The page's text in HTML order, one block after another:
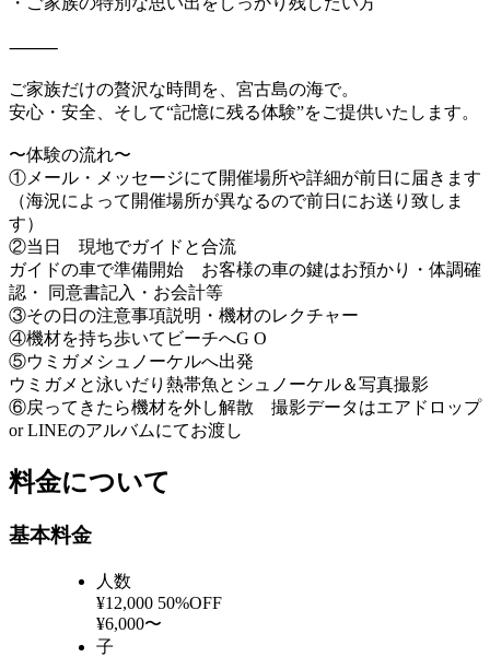
⸻
ご家族だけの贅沢な時間を、宮古島の海で。
安心・安全、そして“記憶に残る体験”をご提供いたします。
〜体験の流れ〜
①メール・メッセージにて開催場所や詳細が前日に届きます
（海況によって開催場所が異なるので前日にお送り致しま
す）
②当日 現地でガイドと合流
ガイドの車で準備開始 お客様の車の鍵はお預かり・体調確
認・ 同意書記入・お会計等
③その日の注意事項説明・機材のレクチャー
④機材を持ち歩いてビーチへG O
⑤ウミガメシュノーケルへ出発
ウミガメと泳いだり熱帯魚とシュノーケル＆写真撮影
⑥戻ってきたら機材を外し解散 撮影データはエアドロップ
or LINEのアルバムにてお渡し
料金について
基本料金
人数
¥12,000 50%OFF
¥6,000〜
子